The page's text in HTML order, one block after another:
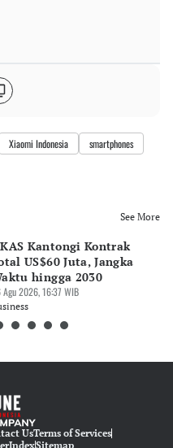
Xiaomi Indonesia smartphones
See More
Kantongi Kontrak
US$60 Juta, Jangka
hingga 2030
Agu 2026, 16:37 WIB
UsTerms of Services
IndexSitemap